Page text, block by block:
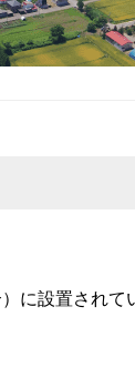
に設置されて